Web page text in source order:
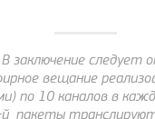
заключение
вещание
по 10 каналов в
пакеты